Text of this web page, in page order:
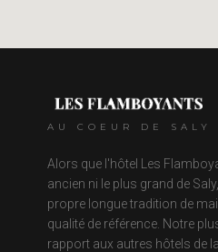
AU COEUR DE SALY
Alors que l'hôtel Les
ancien ni le plus grand de
propre longue tradition de
qualité de référence. Notre
rapport aux autres hôtels de